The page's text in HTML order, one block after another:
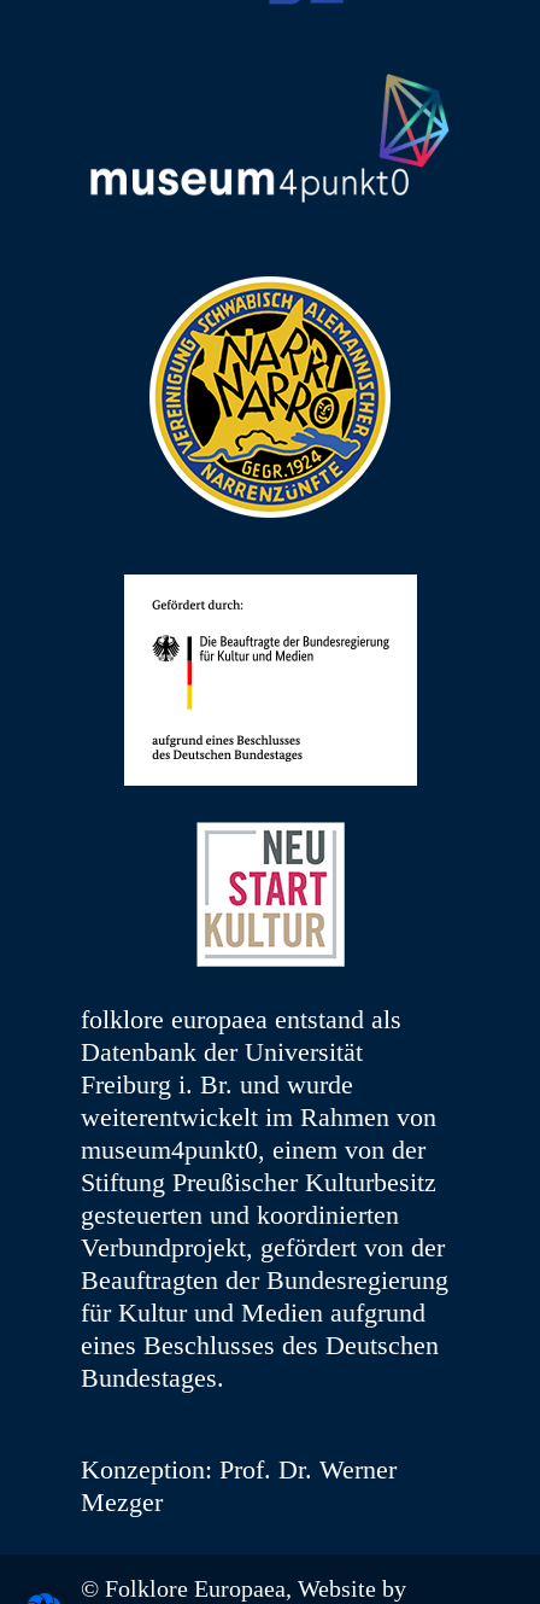
folklore europaea entstand als
Datenbank der Universität
Freiburg i. Br. und wurde
weiterentwickelt im Rahmen von
museum4punkt0, einem von der
Stiftung Preußischer Kulturbesitz
gesteuerten und koordinierten
Verbundprojekt, gefördert von der
Beauftragten der Bundesregierung
für Kultur und Medien aufgrund
eines Beschlusses des Deutschen
Bundestages.
Konzeption: Prof. Dr. Werner
Mezger
© Folklore Europaea, Website by